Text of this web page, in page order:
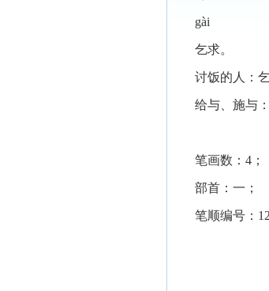
gài
乞求。
讨饭的人：乞
给与、施与
笔画数：4；
部首：一；
笔顺编号：